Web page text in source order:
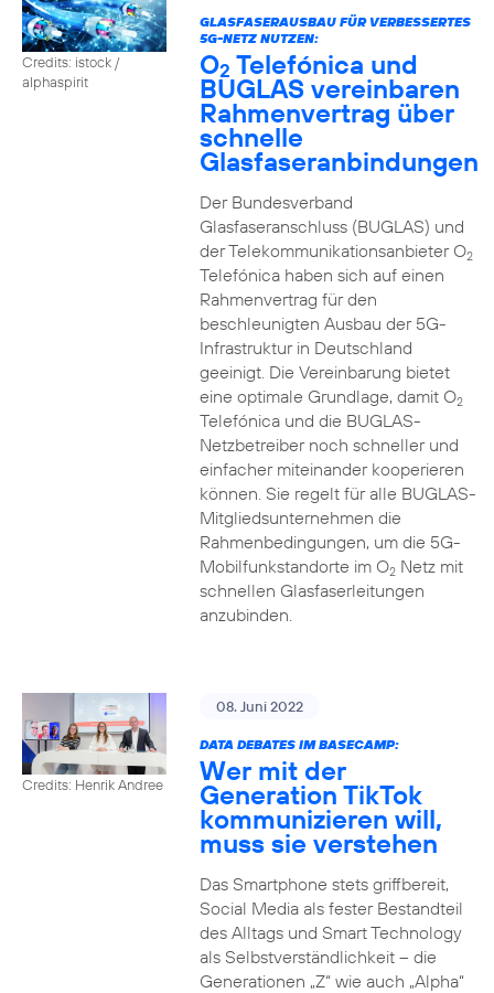
Credits: istock /
alphaspirit
GLASFASERAUSBAU FÜR VERBESSERTES
5G-NETZ NUTZEN:
O2 Telefónica und
BUGLAS vereinbaren
Rahmenvertrag über
schnelle
Glasfaseranbindungen
Der Bundesverband
Glasfaseranschluss (BUGLAS) und
der Telekommunikationsanbieter O2
Telefónica haben sich auf einen
Rahmenvertrag für den
beschleunigten Ausbau der 5G-
Infrastruktur in Deutschland
geeinigt. Die Vereinbarung bietet
eine optimale Grundlage, damit O2
Telefónica und die BUGLAS-
Netzbetreiber noch schneller und
einfacher miteinander kooperieren
können. Sie regelt für alle BUGLAS-
Mitgliedsunternehmen die
Rahmenbedingungen, um die 5G-
Mobilfunkstandorte im O2Netz mit
schnellen Glasfaserleitungen
anzubinden.
Credits: Henrik Andree
08. Juni 2022
DATA DEBATES IM BASECAMP:
Wer mit der
Generation TikTok
kommunizieren will,
muss sie verstehen
Das Smartphone stets griffbereit,
Social Media als fester Bestandteil
des Alltags und Smart Technology
als Selbstverständlichkeit – die
Generationen „Z“ wie auch „Alpha“